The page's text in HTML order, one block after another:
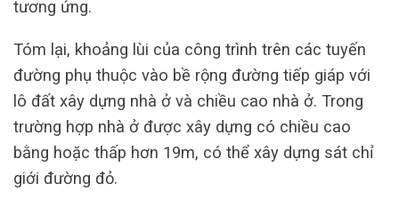
tương ứng.
Tóm lại, khoảng lùi của công trình trên các tuyến
đường phụ thuộc vào bề rộng đường tiếp giáp với
lô đất xây dựng nhà ở và chiều cao nhà ở. Trong
trường hợp nhà ở được xây dựng có chiều cao
bằng hoặc thấp hơn 19m, có thể xây dựng sát chỉ
giới đường đỏ.